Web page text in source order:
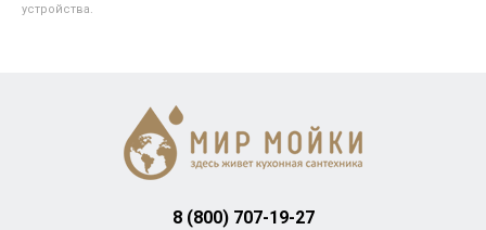
устройства.
8 (800) 707-19-27